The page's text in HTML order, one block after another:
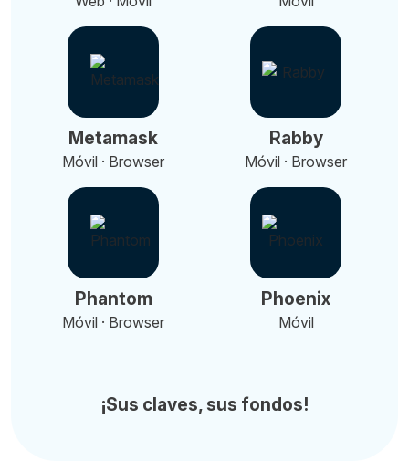
Metamask
Móvil · Browser
Rabby
Móvil · Browser
Phantom
Móvil · Browser
Phoenix
Móvil
¡Sus claves, sus fondos!